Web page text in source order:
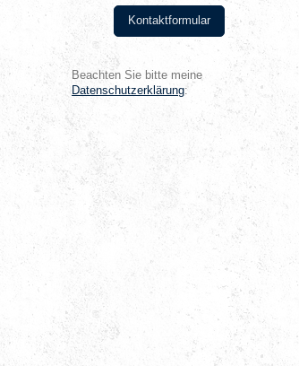
Kontaktformular
Beachten Sie bitte meine
Datenschutzerklärung: